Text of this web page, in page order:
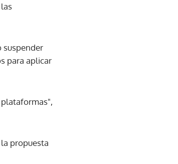
suspender
para aplicar
propuesta